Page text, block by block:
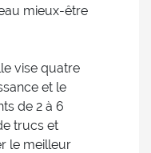
mieux-être
vise quatre
et le
de 2 à 6
trucs et
le meilleur